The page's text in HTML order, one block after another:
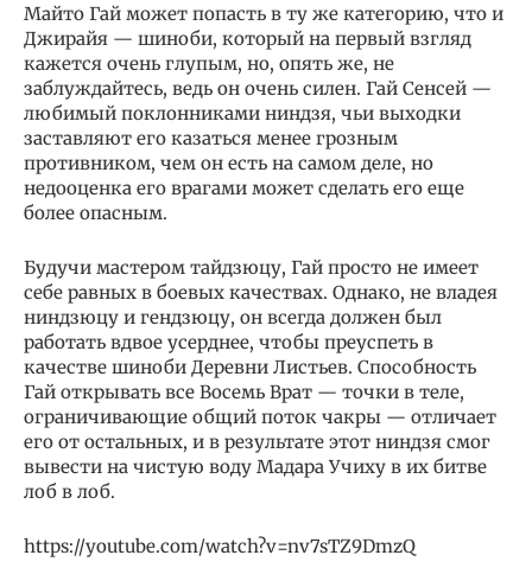
Майто Гай может попасть в ту же категорию, что и
Джирайя — шиноби, который на первый взгляд
кажется очень глупым, но, опять же, не
заблуждайтесь, ведь он очень силен. Гай Сенсей —
любимый поклонниками ниндзя, чьи выходки
заставляют его казаться менее грозным
противником, чем он есть на самом деле, но
недооценка его врагами может сделать его еще
более опасным.
Будучи мастером тайдзюцу, Гай просто не имеет
себе равных в боевых качествах. Однако, не владея
ниндзюцу и гендзюцу, он всегда должен был
работать вдвое усерднее, чтобы преуспеть в
качестве шиноби Деревни Листьев. Способность
Гай открывать все Восемь Врат — точки в теле,
ограничивающие общий поток чакры — отличает
его от остальных, и в результате этот ниндзя смог
вывести на чистую воду Мадара Учиху в их битве
лоб в лоб.
https://youtube.com/watch?v=nv7sTZ9DmzQ